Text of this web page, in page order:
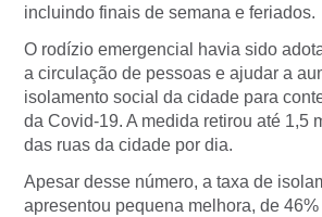
incluindo finais de semana e feriados.
O rodízio emergencial havia sido
a circulação de pessoas e ajudar a
isolamento social da cidade para
da Covid-19. A medida retirou até 1,5
das ruas da cidade por dia.
Apesar desse número, a taxa de
apresentou pequena melhora, de